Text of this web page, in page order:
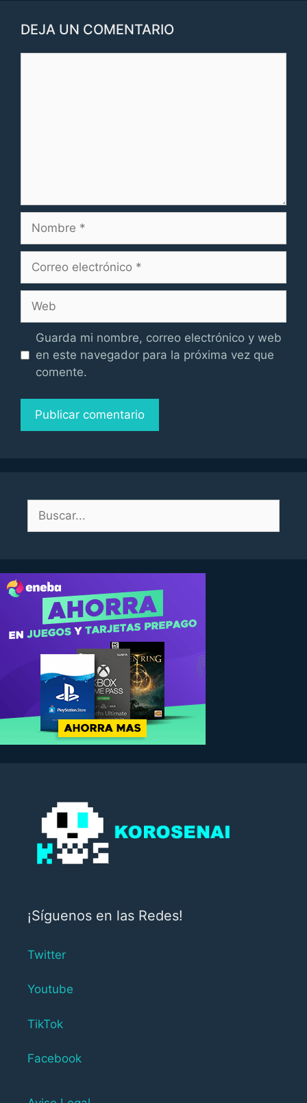
DEJA UN COMENTARIO
Nombre
Correo
Web
Guarda mi nombre, correo electrónico y web
en este navegador para la próxima vez que
comente.
¡Síguenos en las Redes!
Twitter
Youtube
TikTok
Facebook